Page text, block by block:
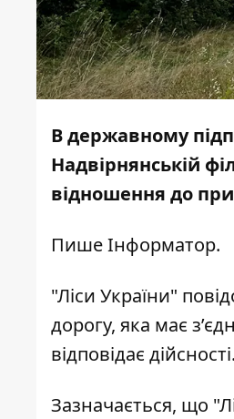
В державному
Надвірнянській
відношення до
ПишеІнформатор.
"Ліси України"
дорогу, яка має
відповідає дійсності.
Зазначається, що